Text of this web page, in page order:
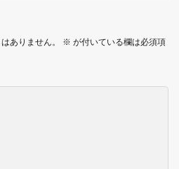
ありません。 ※ が付いている欄は必須項